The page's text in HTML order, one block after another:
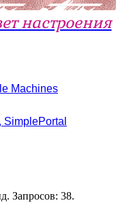
настроения
Machines
Запросов: 38.